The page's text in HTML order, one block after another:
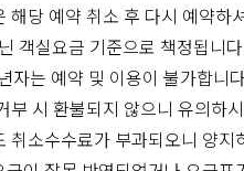
해당 예약 취소 후 다시 예약하
객실요금 기준으로 책정됩니
자는 예약 및 이용이 불가합니
부 시 환불되지 않으니 유의하
취소수수료가 부과되오니 양지